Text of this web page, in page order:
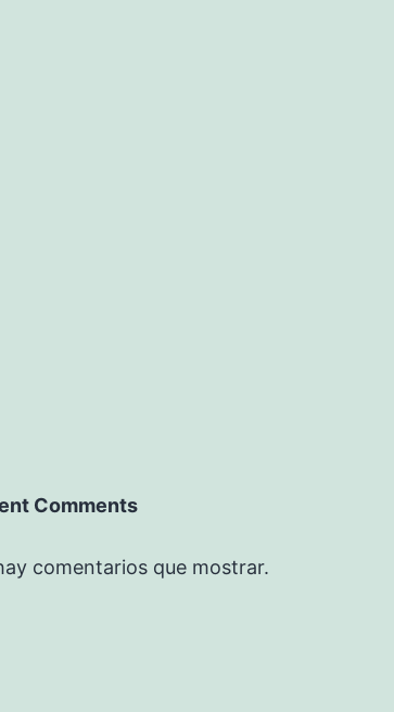
Comments
comentarios que mostrar.